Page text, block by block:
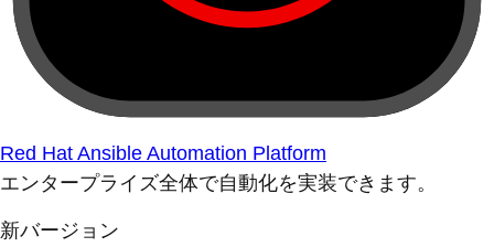
Red Hat Ansible Automation Platform
エンタープライズ全体で自動化を実装できます。
新バージョン